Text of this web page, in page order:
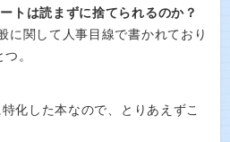
トは読まずに捨てられるのか？
に関して人事目線で書かれており
。
化した本なので、とりあえずこ